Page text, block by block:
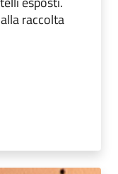
raccolta